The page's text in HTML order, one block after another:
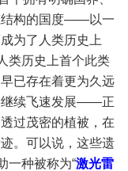
结构的国度——以一
为了人类历史上
类历史上首个此类
已存在着更为久远
继续飞速发展——正
过茂密的植被，在
。可以说，这些遗
一种被称为“激光雷